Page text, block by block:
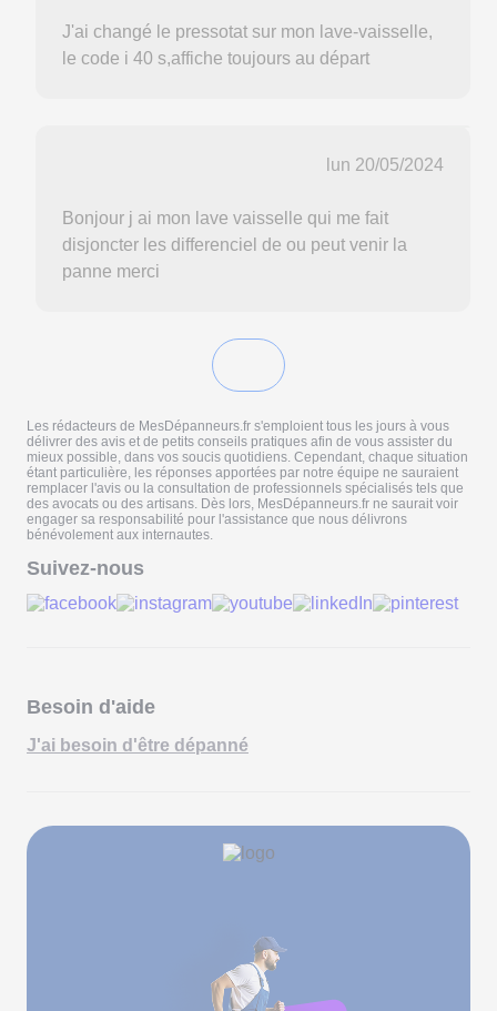
J'ai changé le pressotat sur mon lave-vaisselle,
le code i 40 s,affiche toujours au départ
lun 20/05/2024
Bonjour j ai mon lave vaisselle qui me fait
disjoncter les differenciel de ou peut venir la
panne merci
Les rédacteurs de MesDépanneurs.fr s'emploient tous les jours à vous
délivrer des avis et de petits conseils pratiques afin de vous assister du
mieux possible, dans vos soucis quotidiens. Cependant, chaque situation
étant particulière, les réponses apportées par notre équipe ne sauraient
remplacer l'avis ou la consultation de professionnels spécialisés tels que
des avocats ou des artisans. Dès lors, MesDépanneurs.fr ne saurait voir
engager sa responsabilité pour l'assistance que nous délivrons
bénévolement aux internautes.
Suivez-nous
Besoin d'aide
J'ai besoin d'être dépanné